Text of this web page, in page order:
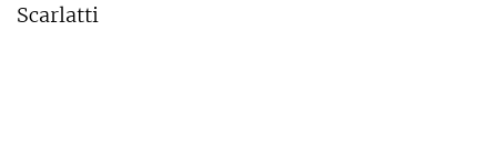
Scarlatti